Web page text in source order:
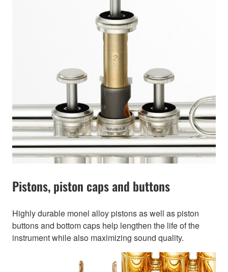
Pistons, piston caps and buttons
Highly durable monel alloy pistons as well as piston
buttons and bottom caps help lengthen the life of the
instrument while also maximizing sound quality.